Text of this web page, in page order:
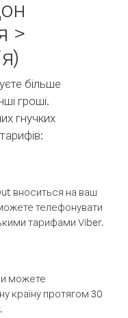
>
більше
гроші.
гнучких
вноситься на ваш
телефонувати
тарифами Viber.
можете
країну протягом 30